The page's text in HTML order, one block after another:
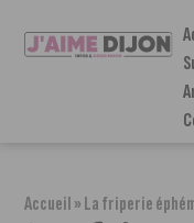
Accueil»La friperie